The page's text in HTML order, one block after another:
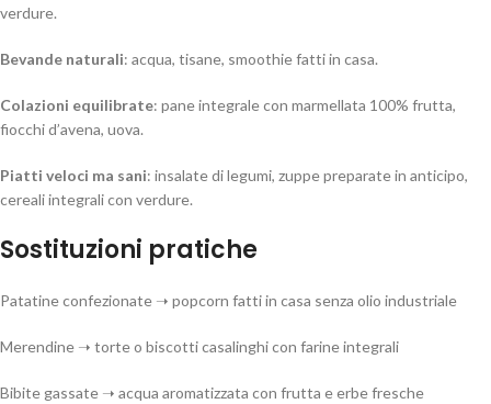
verdure.
Bevande naturali: acqua, tisane, smoothie fatti in casa.
Colazioni equilibrate: pane integrale con marmellata 100% frutta,
fiocchi d’avena, uova.
Piatti veloci ma sani: insalate di legumi, zuppe preparate in anticipo,
cereali integrali con verdure.
Sostituzioni pratiche
Patatine confezionate ➝ popcorn fatti in casa senza olio industriale
Merendine ➝ torte o biscotti casalinghi con farine integrali
Bibite gassate ➝ acqua aromatizzata con frutta e erbe fresche